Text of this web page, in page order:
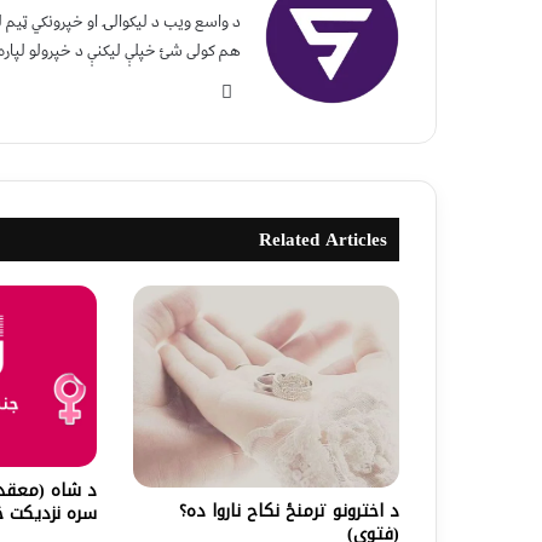
د واسع ویب د لیکوالۍ او خپرونکي
هم کولی شئ خپلې لیکنې د خپرولو
Related Articles
د اخترونو ترمنځ نكاح ناروا ده؟
(فتوى)
د شاه
سره